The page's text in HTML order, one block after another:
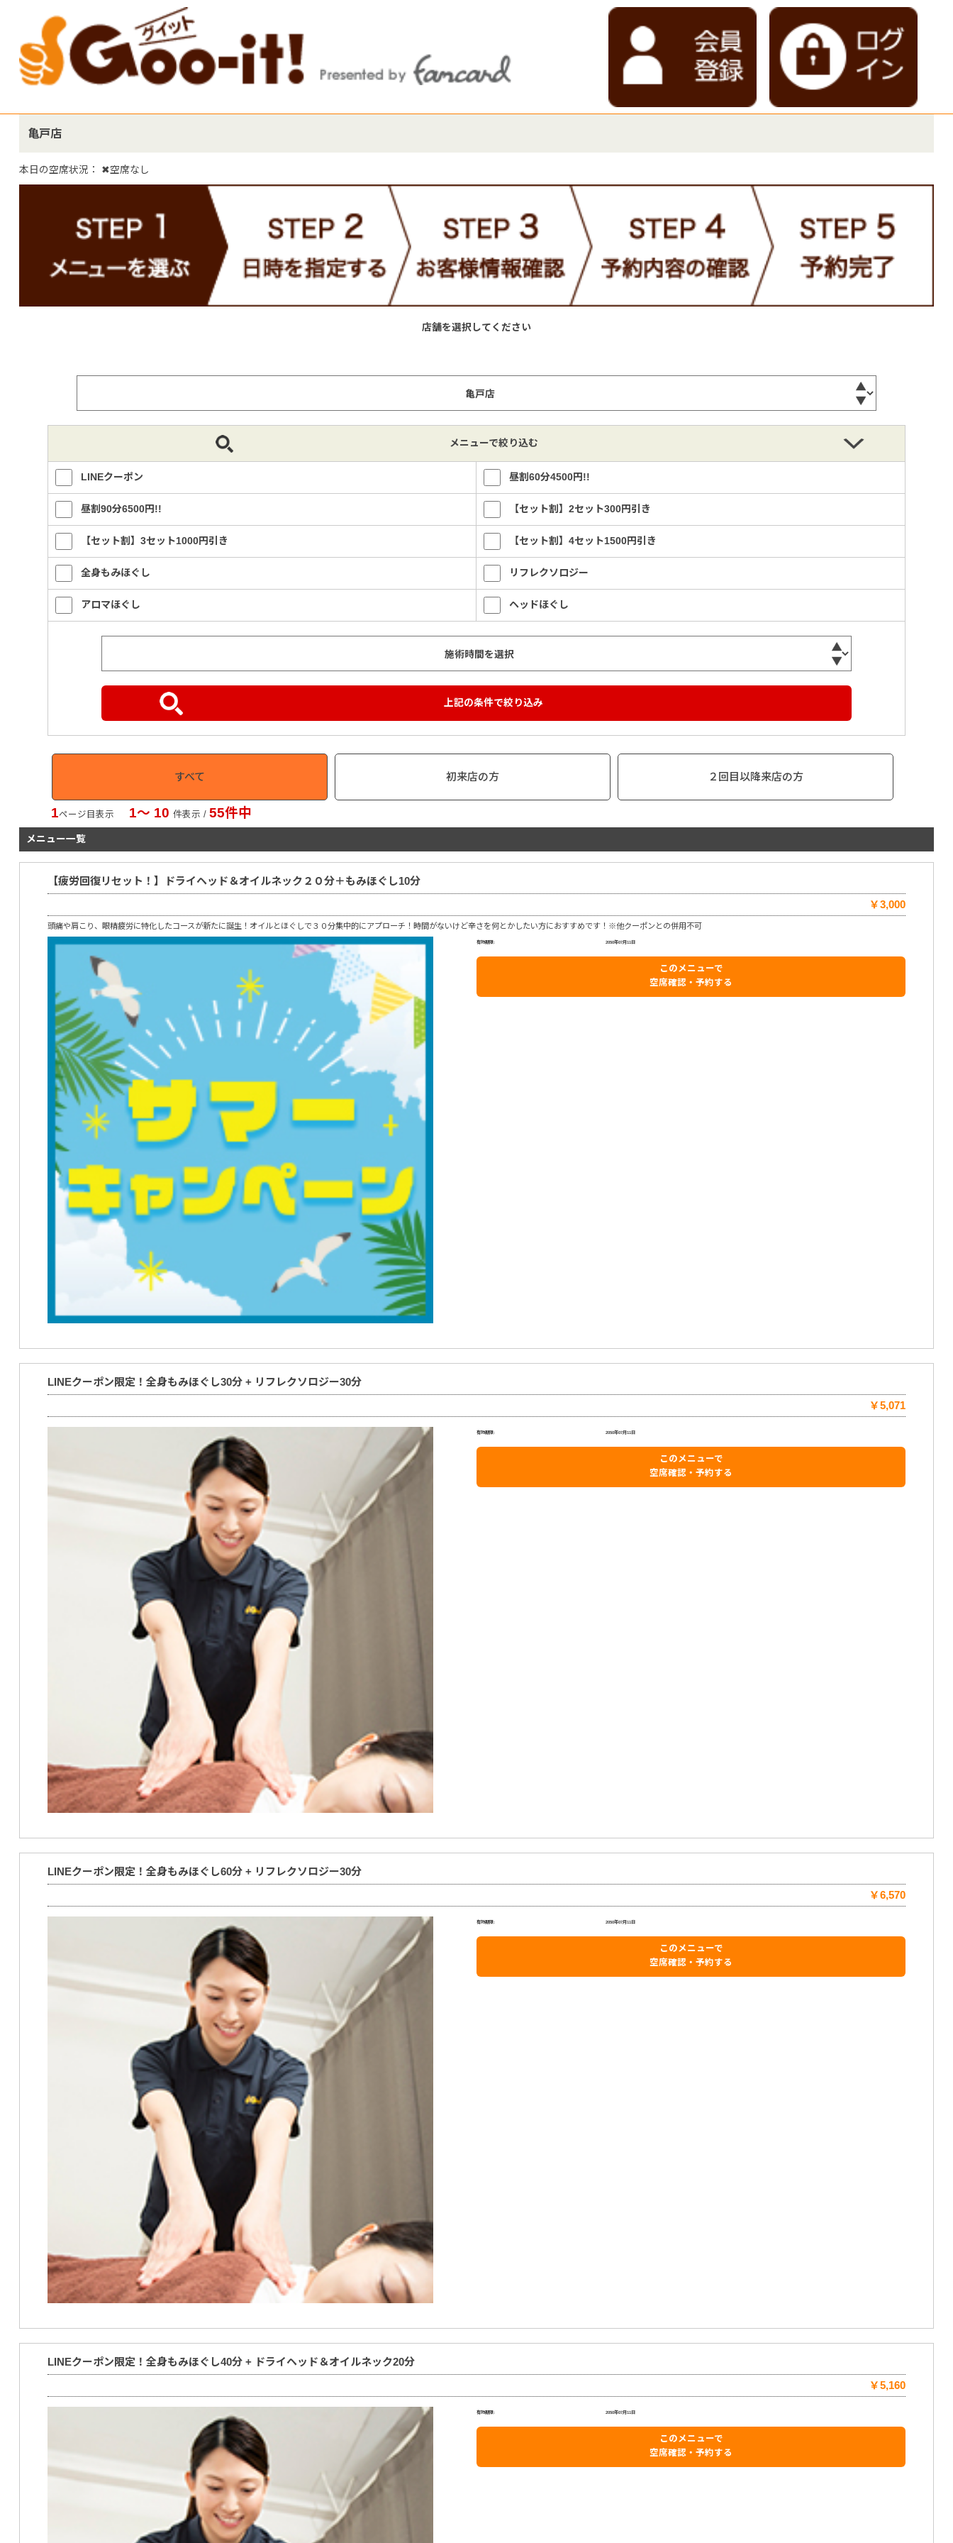
亀戸店
本日の空席状況： ✖空席なし
店舗を選択してください
メニューで絞り込む
LINEクーポン 昼割60分4500円!!
昼割90分6500円!! 【セット割】2セット300円引き
【セット割】3セット1000円引き 【セット割】4セット1500円引き
全身もみほぐし リフレクソロジー
アロマほぐし ヘッドほぐし
すべて 初来店の方 ２回目以降来店の方
1ページ目表示 1〜 10件表示 /55件中
メニュー一覧
【疲労回復リセット！】ドライヘッド＆オイルネック２０分＋もみほぐし10分
￥3,000
頭痛や肩こり、眼精疲労に特化したコースが新たに誕生！オイルとほぐしで３０分集中的にアプローチ！時間がないけど辛さを何とかしたい方におすすめです！※他クーポンとの併用不可
有効期限: 2050年07月11日
このメニューで
空席確認・予約する
LINEクーポン限定！全身もみほぐし30分 + リフレクソロジー30分
￥5,071
有効期限: 2050年07月11日
このメニューで
空席確認・予約する
LINEクーポン限定！全身もみほぐし60分 + リフレクソロジー30分
￥6,570
有効期限: 2050年07月11日
このメニューで
空席確認・予約する
LINEクーポン限定！全身もみほぐし40分 + ドライヘッド＆オイルネック20分
￥5,160
有効期限: 2050年07月11日
このメニューで
空席確認・予約する